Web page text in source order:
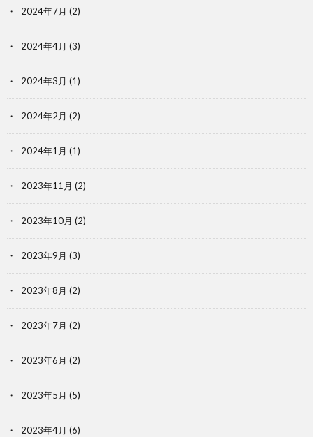
2024年7月 (2)
2024年4月 (3)
2024年3月 (1)
2024年2月 (2)
2024年1月 (1)
2023年11月 (2)
2023年10月 (2)
2023年9月 (3)
2023年8月 (2)
2023年7月 (2)
2023年6月 (2)
2023年5月 (5)
2023年4月 (6)